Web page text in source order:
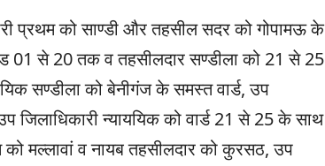
प्रथम को साण्डी और तहसील सदर को गोपामऊ के
01 से 20 तक व तहसीलदार सण्डीला को 21 से 25
सण्डीला को बेनीगंज के समस्त वार्ड, उप
जिलाधिकारी न्याययिक को वार्ड 21 से 25 के साथ
को मल्लावां व नायब तहसीलदार को कुरसठ, उप